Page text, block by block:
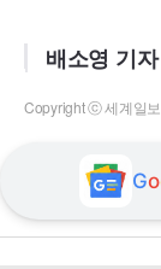
배소영 기자
Copyright ⓒ 세계일
Go